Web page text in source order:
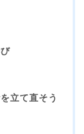
立て直そう